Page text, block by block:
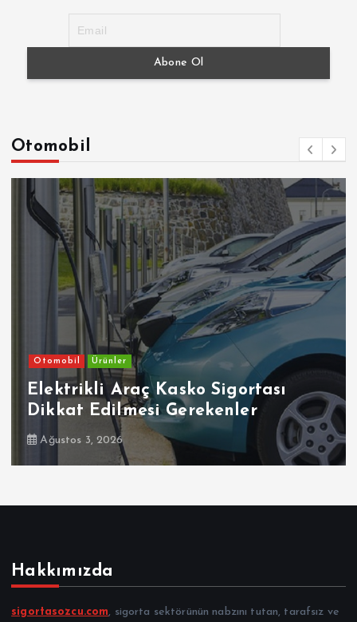
Otomobil
Otomobil Ürünler
Elektrikli Araç Kasko Sigortası
Dikkat Edilmesi Gerekenler
Ağustos 3, 2026
Hakkımızda
sigortasozcu.com, sigorta sektörünün nabzını tutan, tarafsız ve